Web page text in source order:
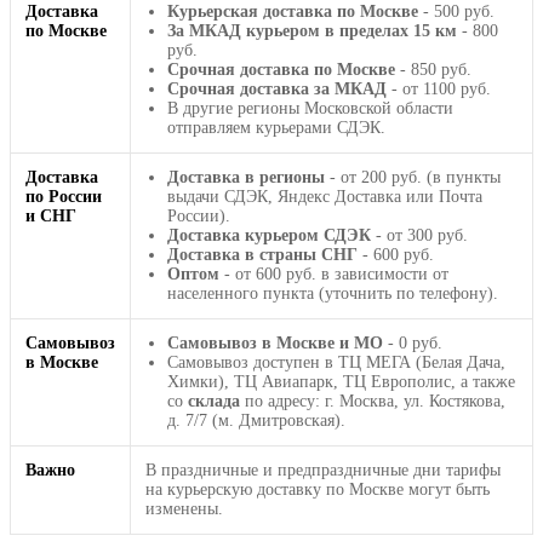
Доставка
по Москве
Курьерская доставка по Москве - 500 руб.
За МКАД курьером в пределах 15 км - 800
руб.
Срочная доставка по Москве - 850 руб.
Срочная доставка за МКАД - от 1100 руб.
В другие регионы Московской области
отправляем курьерами СДЭК.
Доставка
по России
и СНГ
Доставка в регионы - от 200 руб. (в пункты
выдачи СДЭК, Яндекс Доставка или Почта
России).
Доставка курьером СДЭК - от 300 руб.
Доставка в страны СНГ - 600 руб.
Оптом - от 600 руб. в зависимости от
населенного пункта (уточнить по телефону).
Самовывоз
в Москве
Самовывоз в Москве и МО - 0 руб.
Самовывоз доступен в ТЦ МЕГА (Белая Дача,
Химки), ТЦ Авиапарк, ТЦ Европолис, а также
со склада по адресу: г. Москва, ул. Костякова,
д. 7/7 (м. Дмитровская).
Важно
В праздничные и предпраздничные дни тарифы
на курьерскую доставку по Москве могут быть
изменены.